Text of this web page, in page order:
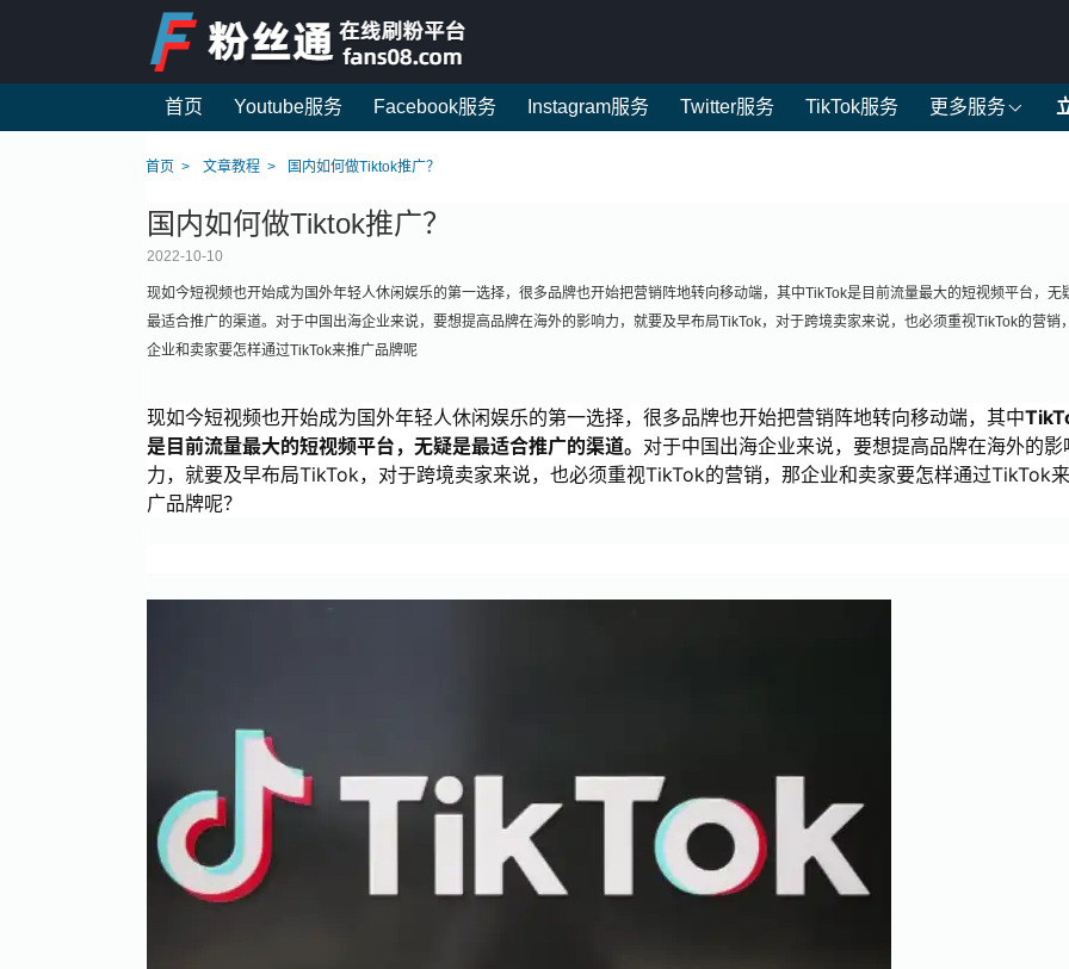
首页 Youtube服务 Facebook服务 Instagram服务 Twitter服务 TikTok服务 更多服务
首页 文章教程 国内如何做Tiktok推广？
国内如何做Tiktok推广？
2022-10-10
现如今短视频也开始成为国外年轻人休闲娱乐的第一选择，很多品牌也开始把营销阵地转向移动端，其中TikTok是目前流量最大的短视频平台，无
最适合推广的渠道。对于中国出海企业来说，要想提高品牌在海外的影响力，就要及早布局TikTok，对于跨境卖家来说，也必须重视TikTok的营销
企业和卖家要怎样通过TikTok来推广品牌呢
现如今短视频也开始成为国外年轻人休闲娱乐的第一选择，很多品牌也开始把营销阵地转向移动端，其中
是目前流量最大的短视频平台，无疑是最适合推广的渠道。 对于中国出海企业来说，要想提高品牌在海外的影
力，就要及早布局TikTok，对于跨境卖家来说，也必须重视TikTok的营销，那企业和卖家要怎样通过TikTok
广品牌呢？